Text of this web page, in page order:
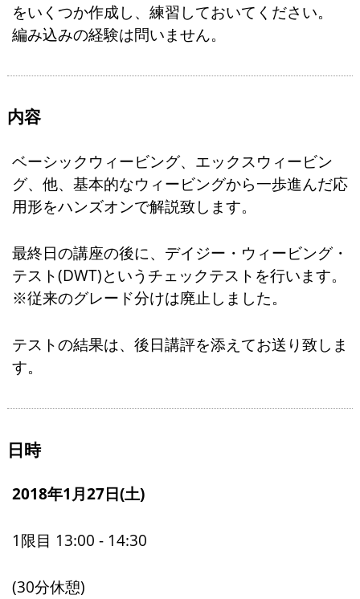
をいくつか作成し、練習しておいてください。
編み込みの経験は問いません。
内容
ベーシックウィービング、エックスウィービン
グ、他、基本的なウィービングから一歩進んだ応
用形をハンズオンで解説致します。
最終日の講座の後に、デイジー・ウィービング・
テスト(DWT)というチェックテストを行います。
※従来のグレード分けは廃止しました。
テストの結果は、後日講評を添えてお送り致しま
す。
日時
2018年1月27日(土)
1限目 13:00 - 14:30
(30分休憩)